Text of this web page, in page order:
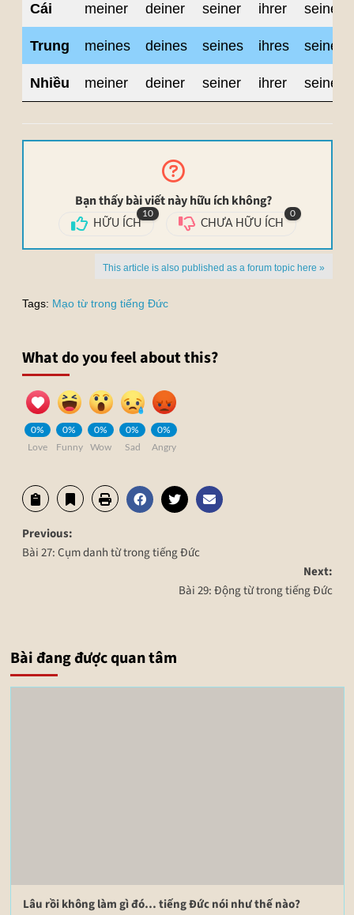
Cái meiner deiner seiner ihrer seiner
Trung meines deines seines ihres seines
Nhiều meiner deiner seiner ihrer seiner
Bạn thấy bài viết này hữu ích không?
HỮU ÍCH
10
CHƯA HỮU ÍCH
0
This article is also published as a forum topic here »
Tags: Mạo từ trong tiếng Đức
What do you feel about this?
0%
Love
0%
Funny
0%
Wow
0%
Sad
0%
Angry
Previous:
Bài 27: Cụm danh từ trong tiếng Đức
Next:
Bài 29: Động từ trong tiếng Đức
Bài đang được quan tâm
Lâu rồi không làm gì đó… tiếng Đức nói như thế nào?